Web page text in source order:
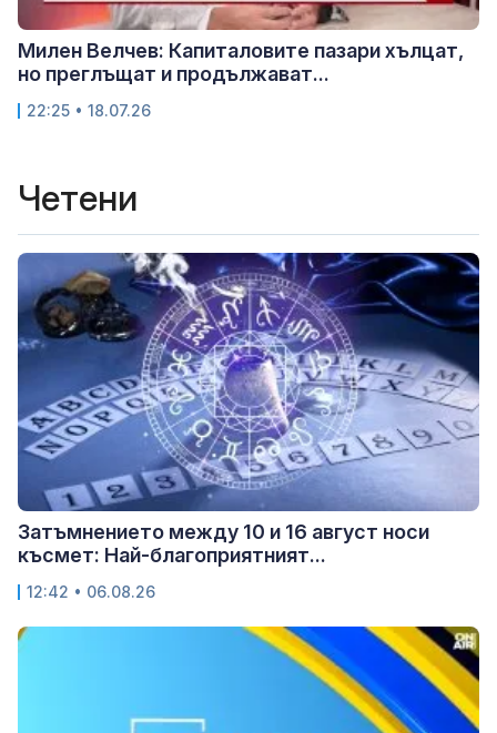
Милен Велчев: Капиталовите пазари хълцат,
но преглъщат и продължават...
22:25 • 18.07.26
Четени
Затъмнението между 10 и 16 август носи
късмет: Най-благоприятният...
12:42 • 06.08.26